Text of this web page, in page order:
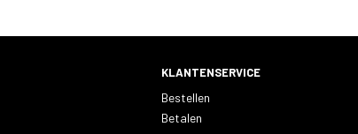
KLANTENSERVICE
Bestellen
Betalen